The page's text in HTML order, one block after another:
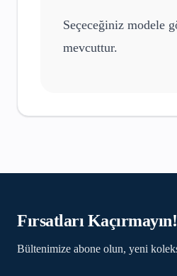
Seçeceğiniz modele
mevcuttur.
Fırsatları Kaçırmayın!
Bültenimize abone olun, yeni